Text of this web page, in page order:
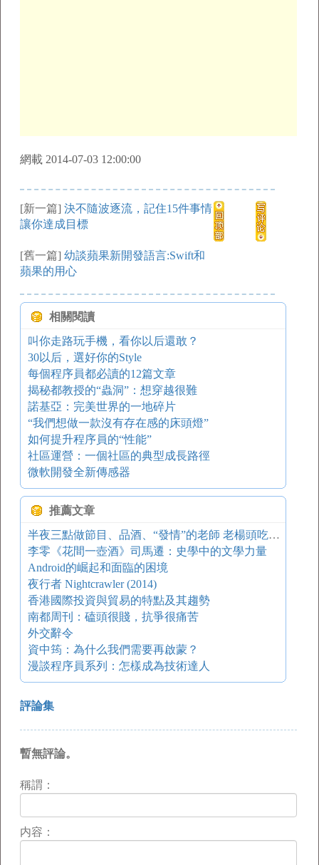
網載 2014-07-03 12:00:00
[新一篇] 決不隨波逐流，記住15件事情
讓你達成目標
[舊一篇] 幼談蘋果新開發語言:Swift和
蘋果的用心
相關閱讀
叫你走路玩手機，看你以后還敢？
30以后，選好你的Style
每個程序員都必讀的12篇文章
揭秘都教授的“蟲洞”：想穿越很難
諾基亞：完美世界的一地碎片
“我們想做一款沒有存在感的床頭燈”
如何提升程序員的“性能”
社區運營：一個社區的典型成長路徑
微軟開發全新傳感器
推薦文章
半夜三點做節目、品酒、“發情”的老師 老楊頭吃喝玩樂行
李零《花間一壺酒》司馬遷：史學中的文學力量
Android的崛起和面臨的困境
夜行者 Nightcrawler (2014)
香港國際投資與貿易的特點及其趨勢
南都周刊：磕頭很賤，抗爭很痛苦
外交辭令
資中筠：為什么我們需要再啟蒙？
漫談程序員系列：怎樣成為技術達人
評論集
暫無評論。
稱謂：
内容：